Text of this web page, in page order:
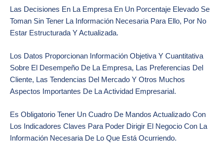
Las Decisiones En La Empresa En Un Porcentaje Elevado Se
Toman Sin Tener La Información Necesaria Para Ello, Por No
Estar Estructurada Y Actualizada.
Los Datos Proporcionan Información Objetiva Y Cuantitativa
Sobre El Desempeño De La Empresa, Las Preferencias Del
Cliente, Las Tendencias Del Mercado Y Otros Muchos
Aspectos Importantes De La Actividad Empresarial.
Es Obligatorio Tener Un Cuadro De Mandos Actualizado Con
Los Indicadores Claves Para Poder Dirigir El Negocio Con La
Información Necesaria De Lo Que Está Ocurriendo.